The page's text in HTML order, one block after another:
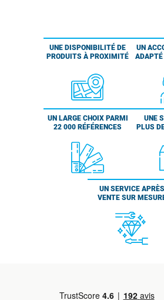
UNE DISPONIBILITÉ DE
PRODUITS À PROXIMITÉ
UN
ADAPTÉ
UN LARGE CHOIX PARMI
22 000 RÉFÉRENCES
UNE
PLUS
UN SERVICE APRÈS
VENTE SUR